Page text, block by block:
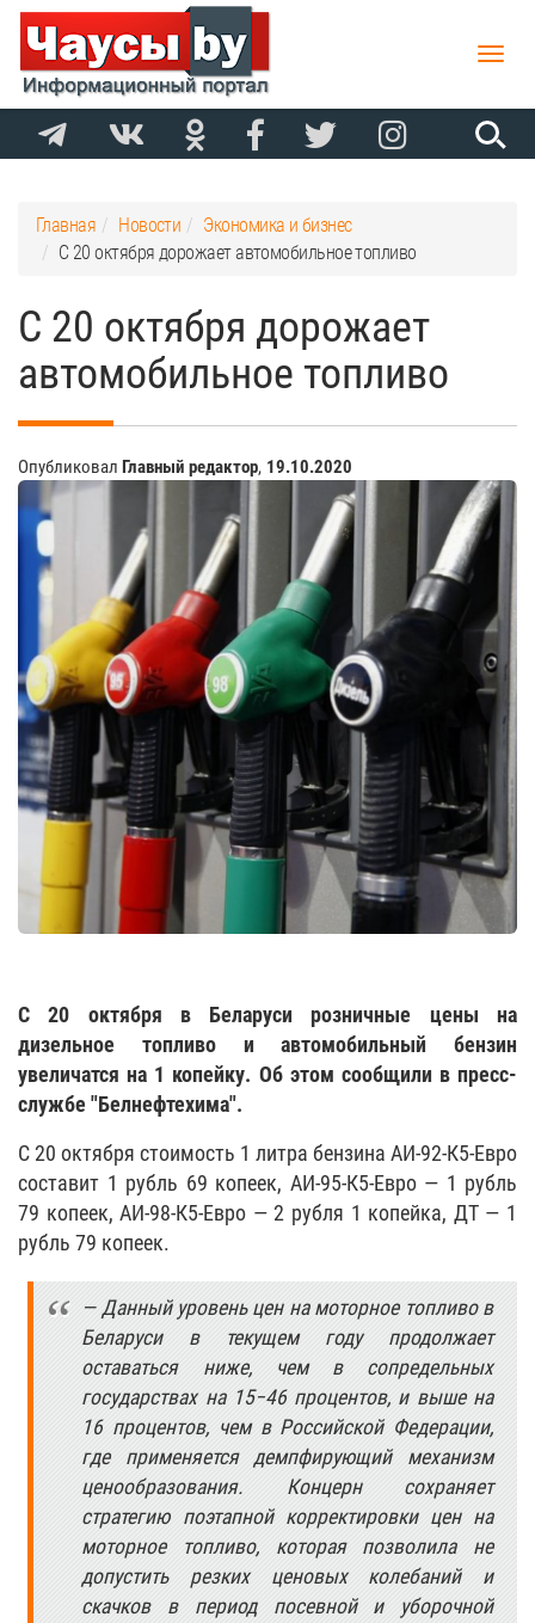
Toggle
Главная Новости
Экономика и бизнес
С 20 октября дорожает автомобильное топливо
С 20 октября дорожает
автомобильное топливо
Опубликовал Главный редактор, 19.10.2020
С 20 октября в Беларуси розничные цены на
дизельное топливо и автомобильный бензин
увеличатся на 1 копейку. Об этом сообщили в пресс-
службе "Белнефтехима".
С 20 октября стоимость 1 литра бензина АИ-92-К5-Евро
составит 1 рубль 69 копеек, АИ-95-К5-Евро — 1 рубль
79 копеек, АИ-98-К5-Евро — 2 рубля 1 копейка, ДТ — 1
рубль 79 копеек.
— Данный уровень цен на моторное топливо в
Беларуси в текущем году продолжает
оставаться ниже, чем в сопредельных
государствах на 15−46 процентов, и выше на
16 процентов, чем в Российской Федерации,
где применяется демпфирующий механизм
ценообразования. Концерн сохраняет
стратегию поэтапной корректировки цен на
моторное топливо, которая позволила не
допустить резких ценовых колебаний и
скачков в период посевной и уборочной